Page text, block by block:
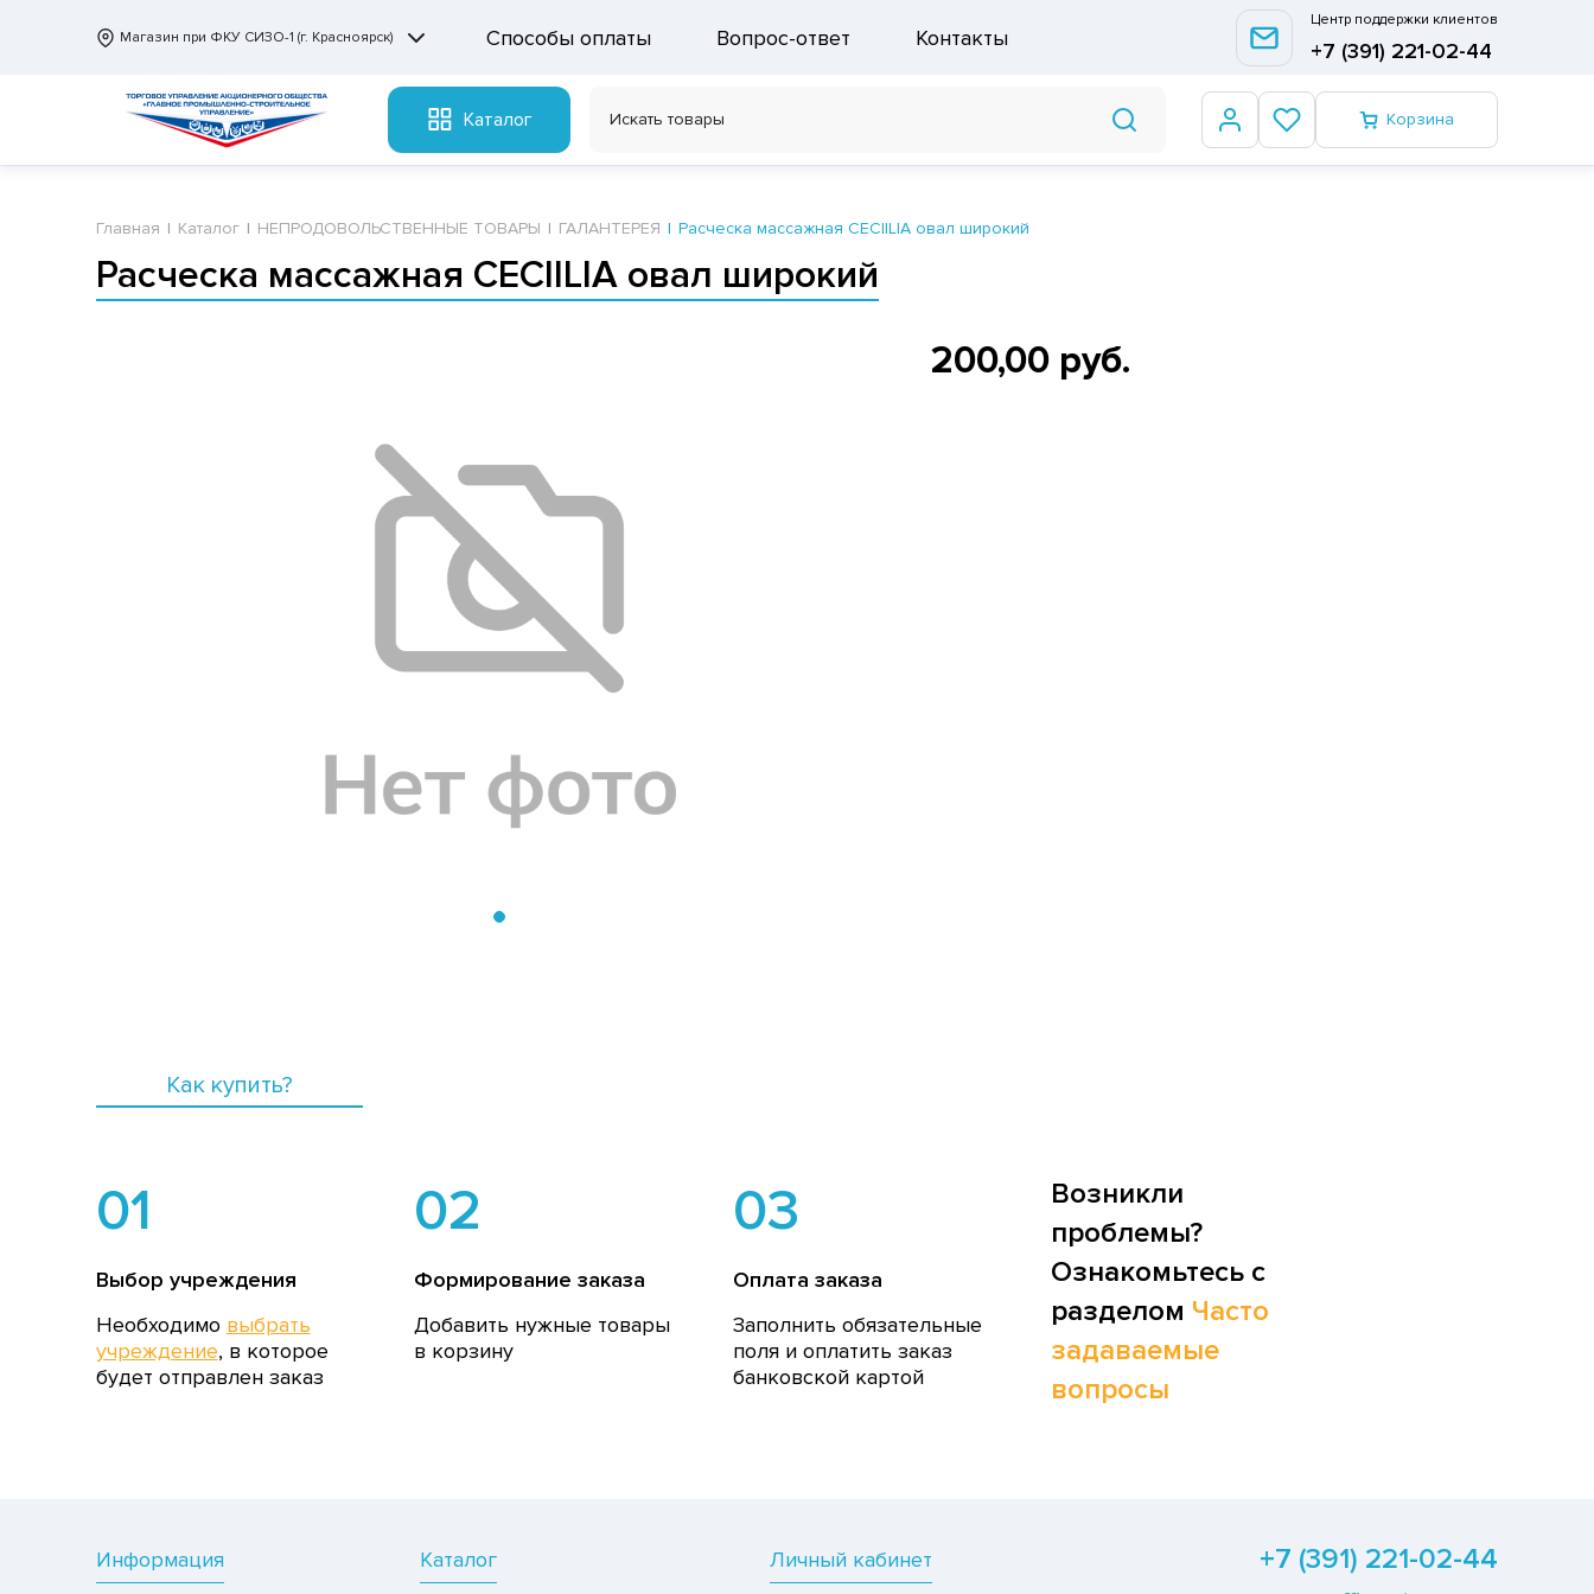
Магазин при ФКУ СИЗО-1 (г. Красноярск) Способы оплаты Вопрос-ответ Контакты
Центр поддержки клиентов
+7 (391) 221-02-44
Каталог Корзина
Главная Каталог НЕПРОДОВОЛЬСТВЕННЫЕ ТОВАРЫ ГАЛАНТЕРЕЯ Расческа массажная CECIILIA овал широкий
Расческа массажная CECIILIA овал широкий
200,00 руб.
Как купить?
01
Выбор учреждения
Необходимо выбрать
учреждение, в которое
будет отправлен заказ
02
Формирование заказа
Добавить нужные товары
в корзину
03
Оплата заказа
Заполнить обязательные
поля и оплатить заказ
банковской картой
Возникли
проблемы?
Ознакомьтесь с
разделом Часто
задаваемые
вопросы
Информация Каталог Личный кабинет +7 (391) 221-02-44